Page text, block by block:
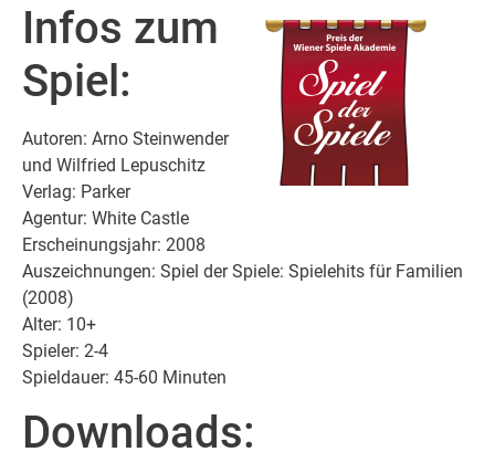
Infos zum
Spiel:
Autoren: Arno Steinwender
und Wilfried Lepuschitz
Verlag: Parker
Agentur: White Castle
Erscheinungsjahr: 2008
Auszeichnungen: Spiel der Spiele: Spielehits für Familien
(2008)
Alter: 10+
Spieler: 2-4
Spieldauer: 45-60 Minuten
Downloads: